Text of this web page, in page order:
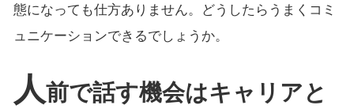
態になっても仕方ありません。どうしたらうまくコミ
ュニケーションできるでしょうか。
人前で話す機会はキャリアと